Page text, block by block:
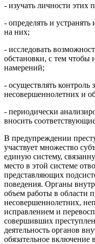
- изучать личности этих
- определять и
на них;
- исследовать
обстановки, с тем чтобы
намерений;
- осуществлять контроль
несовершеннолетних и
- периодически
вносить
В предупреждении
участвует множество
единую систему,
место в этой системе
представляющих
поведения. Органы
объем работы в области
несовершеннолетних,
исправлением и
совершивших
деятельность органов
обязательное включение